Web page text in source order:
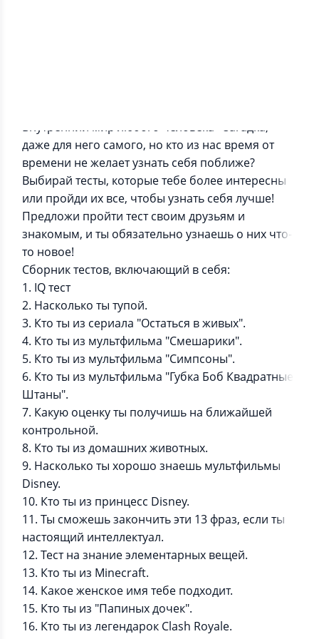
Внутренний мир любого человека - загадка,
даже для него самого, но кто из нас время от
времени не желает узнать себя поближе?
Выбирай тесты, которые тебе более интересны
или пройди их все, чтобы узнать себя лучше!
Предложи пройти тест своим друзьям и
знакомым, и ты обязательно узнаешь о них что-
то новое!
Сборник тестов, включающий в себя:
1. IQ тест
2. Насколько ты тупой.
3. Кто ты из сериала "Остаться в живых".
4. Кто ты из мультфильма "Смешарики".
5. Кто ты из мультфильма "Симпсоны".
6. Кто ты из мультфильма "Губка Боб Квадратные
Штаны".
7. Какую оценку ты получишь на ближайшей
контрольной.
8. Кто ты из домашних животных.
9. Насколько ты хорошо знаешь мультфильмы
Disney.
10. Кто ты из принцесс Disney.
11. Ты сможешь закончить эти 13 фраз, если ты
настоящий интеллектуал.
12. Тест на знание элементарных вещей.
13. Кто ты из Minecraft.
14. Какое женское имя тебе подходит.
15. Кто ты из "Папиных дочек".
16. Кто ты из легендарок Clash Royale.